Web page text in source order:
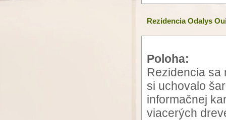
Rezidencia Odalys
Poloha:
Rezidencia sa
si uchovalo
informačnej
viacerých